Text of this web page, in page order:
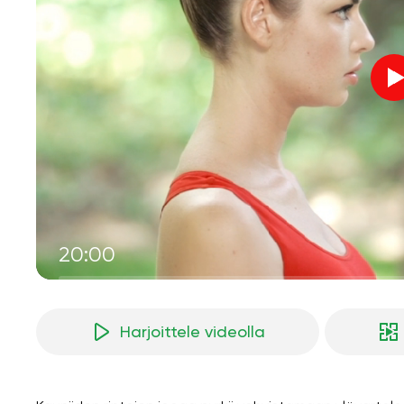
20:00
Harjoittele videolla